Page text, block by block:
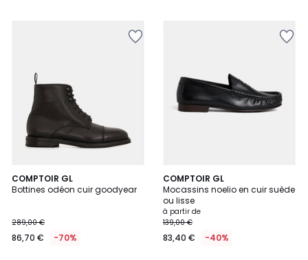
COMPTOIR GL
Bottines odéon cuir goodyear
289,00 €
86,70 € -70%
2
Couleurs
COMPTOIR GL
Mocassins noelio en cuir suède
ou lisse
à partir de
139,00 €
83,40 € -40%
2
Couleurs